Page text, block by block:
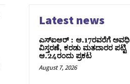
Latest news
ಎಸ್‌ಐಆರ್‌ : ಆ.17ರವರೆಗೆ ಅವಧಿ
ವಿಸ್ತರಣೆ, ಕರಡು ಮತದಾರರ ಪಟ್ಟಿ
ಆ.24ರಂದು ಪ್ರಕಟ
August 7, 2026